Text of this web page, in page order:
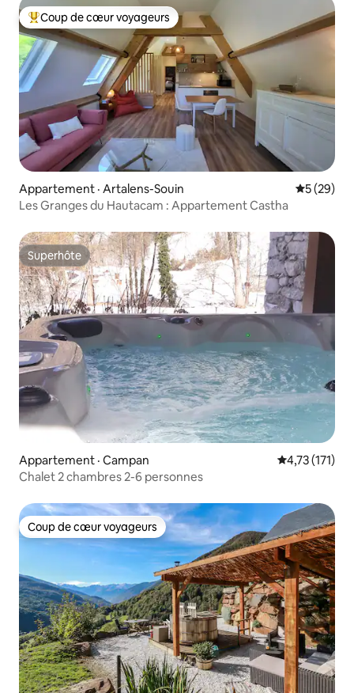
Coup de cœur voyageurs parmi les plus aimés
Coup de cœur voyageurs
Appartement · Artalens-Souin Note
5 (29)
Les Granges du Hautacam : Appartement Castha
Superhôte
Superhôte
Appartement · Campan Note
4,73 (171)
Chalet 2 chambres 2-6 personnes
Coup de cœur voyageurs
Coup de cœur voyageurs